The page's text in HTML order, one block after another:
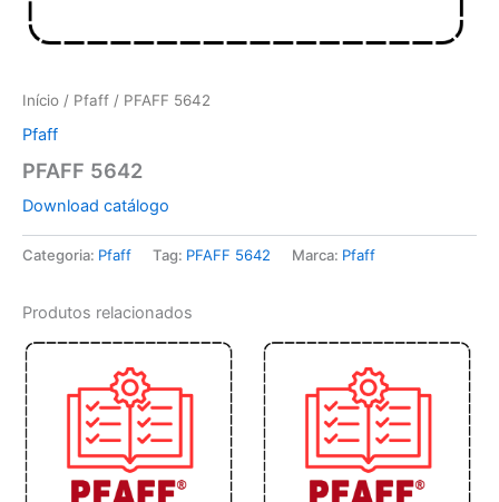
Início / Pfaff / PFAFF 5642
Pfaff
PFAFF 5642
Download catálogo
Categoria: Pfaff Tag: PFAFF 5642 Marca: Pfaff
Produtos relacionados